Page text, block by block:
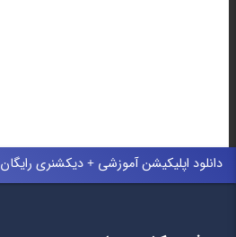
دانلود اپلیکیشن آموزشی + دیکشنری رایگان